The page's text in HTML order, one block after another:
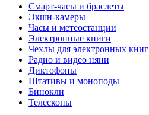
Смарт-часы и браслеты
Экшн-камеры
Часы и метеостанции
Электронные книги
Чехлы для электронных книг
Радио и видео няни
Диктофоны
Штативы и моноподы
Бинокли
Телескопы